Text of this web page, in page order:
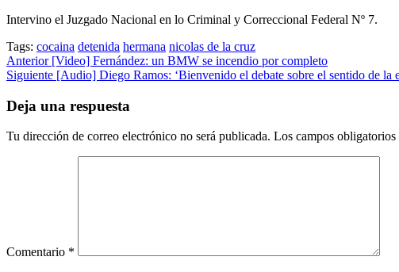
Intervino el Juzgado Nacional en lo Criminal y Correccional Federal Nº 7.
Tags: cocaina detenida hermana nicolas de la cruz
Post
navigation
Anterior[Video] Fernández: un BMW se incendio por completo
Siguiente [Audio] Diego Ramos: ‘Bienvenido el debate sobre el sentido de la
Deja una respuesta
Tu dirección de correo electrónico no será publicada. Los campos obligatorios
Comentario *